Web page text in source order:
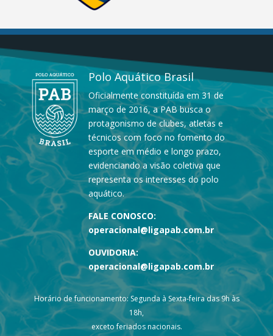
Polo Aquático Brasil
Oficialmente constituída em 31 de
março de 2016, a PAB busca o
protagonismo de clubes, atletas e
técnicos com foco no fomento do
esporte em médio e longo prazo,
evidenciando a visão coletiva que
representa os interesses do polo
aquático.
FALE CONOSCO:
operacional@ligapab.com.br
OUVIDORIA:
operacional@ligapab.com.br
Horário de funcionamento: Segunda à Sexta-feira das 9h às
18h,
exceto feriados nacionais.